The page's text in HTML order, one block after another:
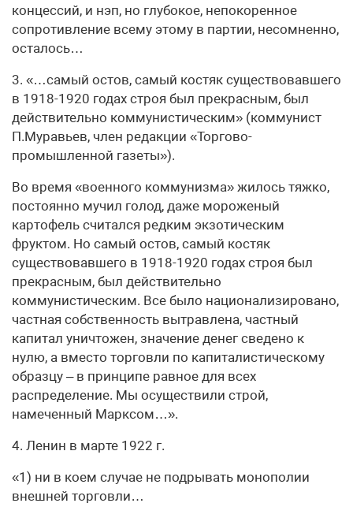
концессий, и нэп, но глубокое, непокоренное
сопротивление всему этому в партии, несомненно,
осталось…
3. «…самый остов, самый костяк существовавшего
в 1918-1920 годах строя был прекрасным, был
действительно коммунистическим» (коммунист
П.Муравьев, член редакции «Торгово-
промышленной газеты»).
Во время «военного коммунизма» жилось тяжко,
постоянно мучил голод, даже мороженый
картофель считался редким экзотическим
фруктом. Но самый остов, самый костяк
существовавшего в 1918-1920 годах строя был
прекрасным, был действительно
коммунистическим. Все было национализировано,
частная собственность вытравлена, частный
капитал уничтожен, значение денег сведено к
нулю, а вместо торговли по капиталистическому
образцу – в принципе равное для всех
распределение. Мы осуществили строй,
намеченный Марксом…».
4. Ленин в марте 1922 г.
«1) ни в коем случае не подрывать монополии
внешней торговли…